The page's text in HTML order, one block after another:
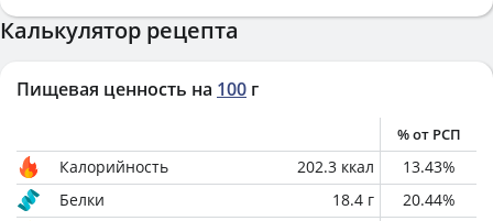
Калькулятор рецепта
Пищевая ценность на 100 г
% от РСП
Калорийность 202.3 ккал 13.43%
Белки
18.4 г 20.44%